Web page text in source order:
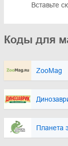
Вставьте
Коды для
ZooMag
Планета